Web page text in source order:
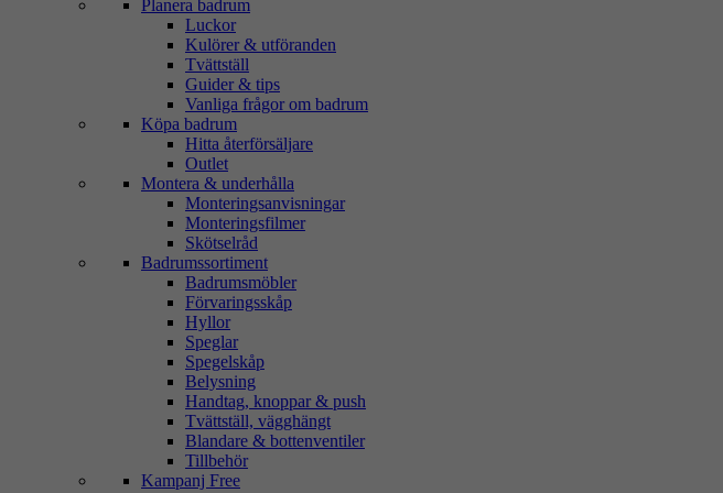
Planera badrum
Luckor
Kulörer & utföranden
Tvättställ
Guider & tips
Vanliga frågor om badrum
Köpa badrum
Hitta återförsäljare
Outlet
Montera & underhålla
Monteringsanvisningar
Monteringsfilmer
Skötselråd
Badrumssortiment
Badrumsmöbler
Förvaringsskåp
Hyllor
Speglar
Spegelskåp
Belysning
Handtag, knoppar & push
Tvättställ, vägghängt
Blandare & bottenventiler
Tillbehör
Kampanj Free